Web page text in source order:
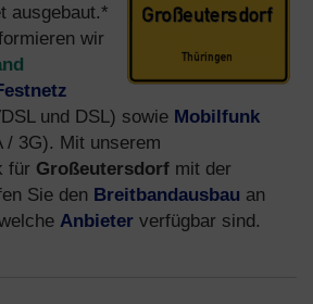
ausgebaut.*
wir
und DSL) sowie Mobilfunk
/ 3G). Mit unserem
für Großeutersdorf mit der
Sie den Breitbandausbau an
Anbieter verfügbar sind.